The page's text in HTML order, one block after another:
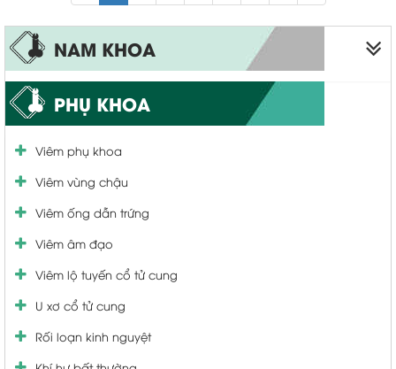
NAM KHOA
Liệt dương
Xuất tinh sớm
Bao quy đầu
Viêm quy đầu
Viêm tinh hoàn
Viêm niệu đạo
Viêm bàng quang
Bệnh tuyến tiền liệt
Yếu sinh lý
PHỤ KHOA
Viêm phụ khoa
Viêm vùng chậu
Viêm ống dẫn trứng
Viêm âm đạo
Viêm lộ tuyến cổ tử cung
U xơ cổ tử cung
Rối loạn kinh nguyệt